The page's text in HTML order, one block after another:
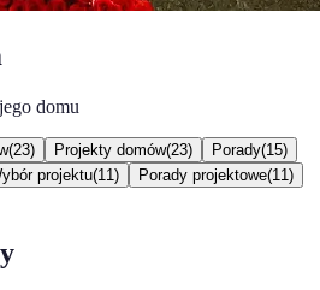
domu
(23) Projekty domów(23) Porady(15)
projektu(11 ) Porady projektowe(11 )